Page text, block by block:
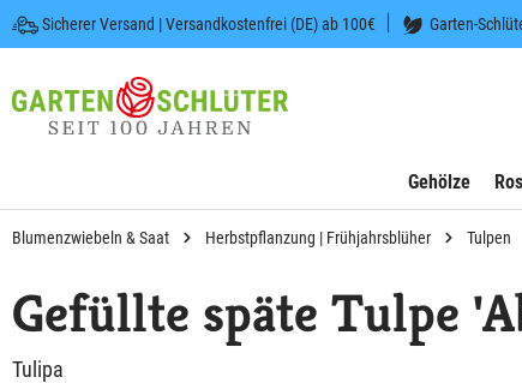
Zur Hauptnavigation springen
Sicherer Versand | Versandkostenfrei (DE) ab 100€ Garten-
Gehölze
Blumenzwiebeln & Saat Herbstpflanzung | Frühjahrsblüher Tulpen
Gefüllte späte Tulpe
Tulipa